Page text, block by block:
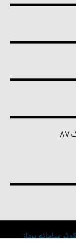
سامانه پرداز